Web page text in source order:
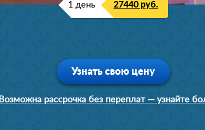
1 день 27440 руб.
Узнать свою цену
Возможна рассрочка без переплат — узнайте